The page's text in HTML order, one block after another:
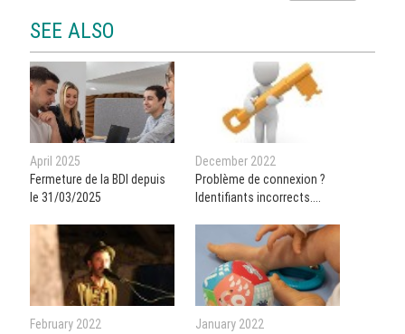
SEE ALSO
April 2025
Fermeture de la BDI depuis
le 31/03/2025
December 2022
Problème de connexion ?
Identifiants incorrects....
February 2022
January 2022